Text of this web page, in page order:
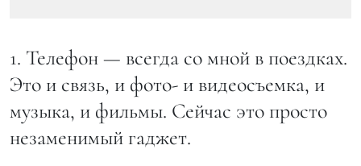
1. Телефон — всегда со мной в поездках.
Это и связь, и фото- и видеосъемка, и
музыка, и фильмы. Сейчас это просто
незаменимый гаджет.